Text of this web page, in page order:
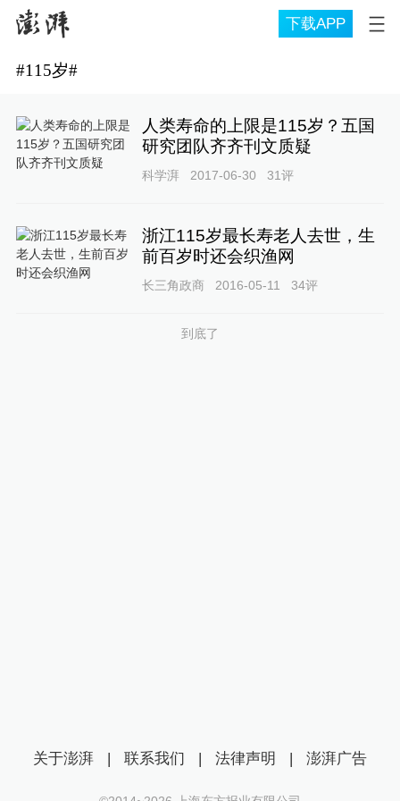
下载APP
#115岁#
人类寿命的上限是115岁？五国
研究团队齐齐刊文质疑
科学湃 2017-06-30 31评
浙江115岁最长寿老人去世，生
前百岁时还会织渔网
长三角政商 2016-05-11 34评
到底了
关于澎湃 | 联系我们 | 法律声明 | 澎湃广告